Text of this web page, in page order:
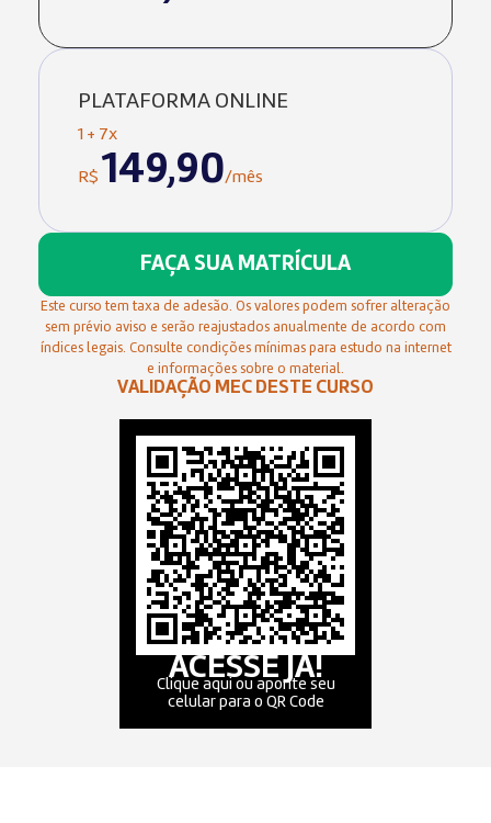
PLATAFORMA ONLINE
1 + 7x
R$ 149,90/mês
FAÇA SUA MATRÍCULA
Este curso tem taxa de adesão. Os valores podem sofrer alteração
sem prévio aviso e serão reajustados anualmente de acordo com
índices legais. Consulte condições mínimas para estudo na internet
e informações sobre o material.
VALIDAÇÃO MEC DESTE CURSO
ACESSE JÁ!
Clique aqui ou aponte seu
celular para o QR Code